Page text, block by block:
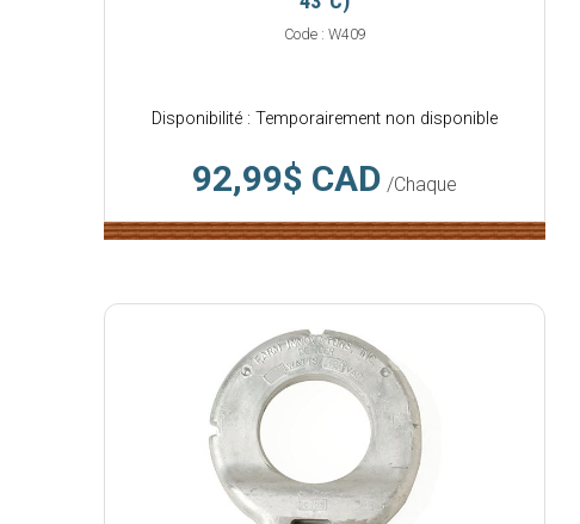
Code : W409
Disponibilité : Temporairement non disponible
92,99$ CAD /Chaque